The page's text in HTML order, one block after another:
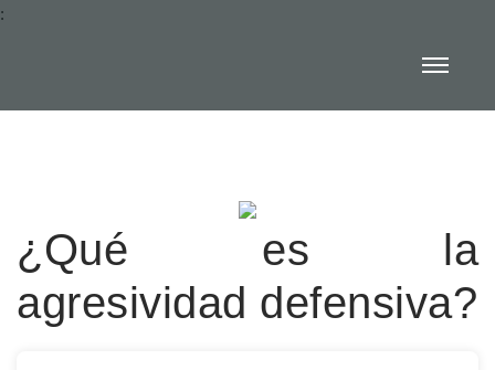
:
¿Qué es la
agresividad defensiva?